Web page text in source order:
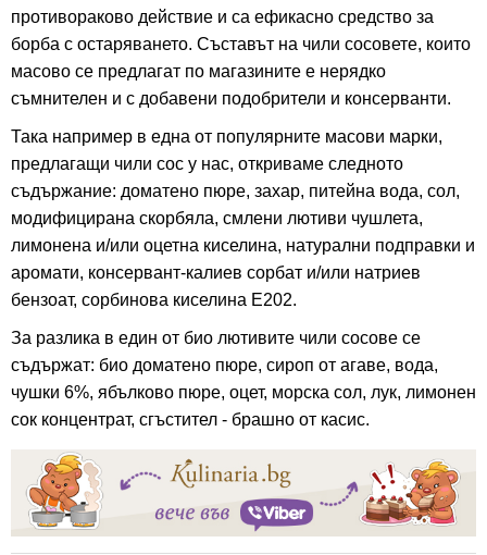
противораково действие и са ефикасно средство за
борба с остаряването. Съставът на чили сосовете, които
масово се предлагат по магазините е нерядко
съмнителен и с добавени подобрители и консерванти.
Така например в една от популярните масови марки,
предлагащи чили сос у нас, откриваме следното
съдържание: доматено пюре, захар, питейна вода, сол,
модифицирана скорбяла, смлени лютиви чушлета,
лимонена и/или оцетна киселина, натурални подправки и
аромати, консервант-калиев сорбат и/или натриев
бензоат, сорбинова киселина Е202.
За разлика в един от био лютивите чили сосове се
съдържат: био доматено пюре, сироп от агаве, вода,
чушки 6%, ябълково пюре, оцет, морска сол, лук, лимонен
сок концентрат, сгъстител - брашно от касис.